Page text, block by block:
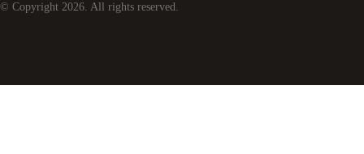
© Copyright 2026. All rights reserved.